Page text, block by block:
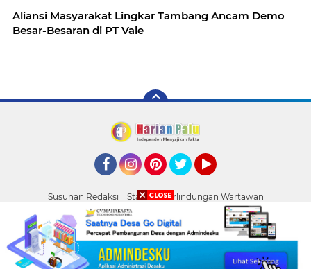
Aliansi Masyarakat Lingkar Tambang Ancam Demo
Besar-Besaran di PT Vale
Susunan Redaksi
Standar Perlindungan Wartawan
Pasang Iklan
Tentang Kami Pedoman Media Siber
Palu
Copyright ©2026 HARIAN PALU